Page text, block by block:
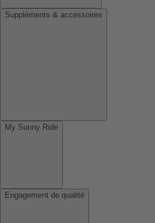
Suppléments & accessoires
My Sunny Ride
Engagement de qualité